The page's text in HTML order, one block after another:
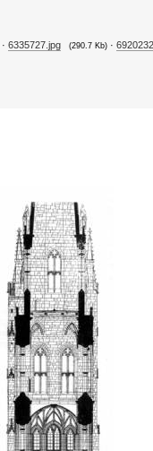
· 6335727.jpg (290.7 Kb) ·